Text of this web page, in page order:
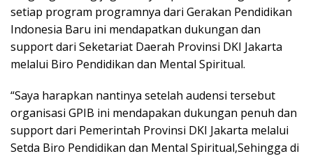
setiap program programnya dari Gerakan Pendidikan
Indonesia Baru ini mendapatkan dukungan dan
support dari Seketariat Daerah Provinsi DKI Jakarta
melalui Biro Pendidikan dan Mental Spiritual.
“Saya harapkan nantinya setelah audensi tersebut
organisasi GPIB ini mendapakan dukungan penuh dan
support dari Pemerintah Provinsi DKI Jakarta melalui
Setda Biro Pendidikan dan Mental Spiritual,Sehingga di